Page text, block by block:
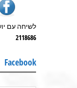
2118686
Facebook